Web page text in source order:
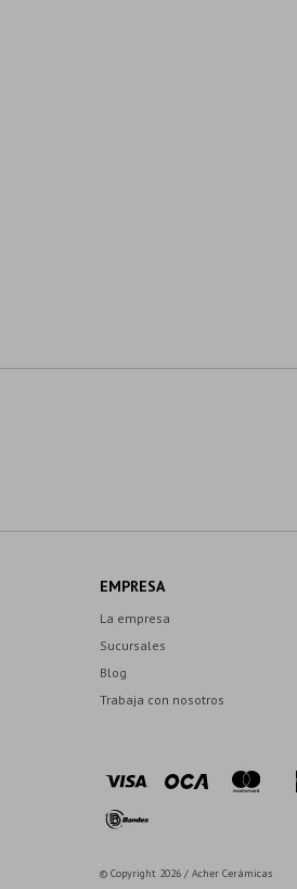
EMPRESA
La empresa
Sucursales
Blog
Trabaja con nosotros
© Copyright 2026 / Acher Cerámicas